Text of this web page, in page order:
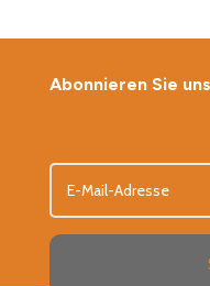
Abonnieren Sie